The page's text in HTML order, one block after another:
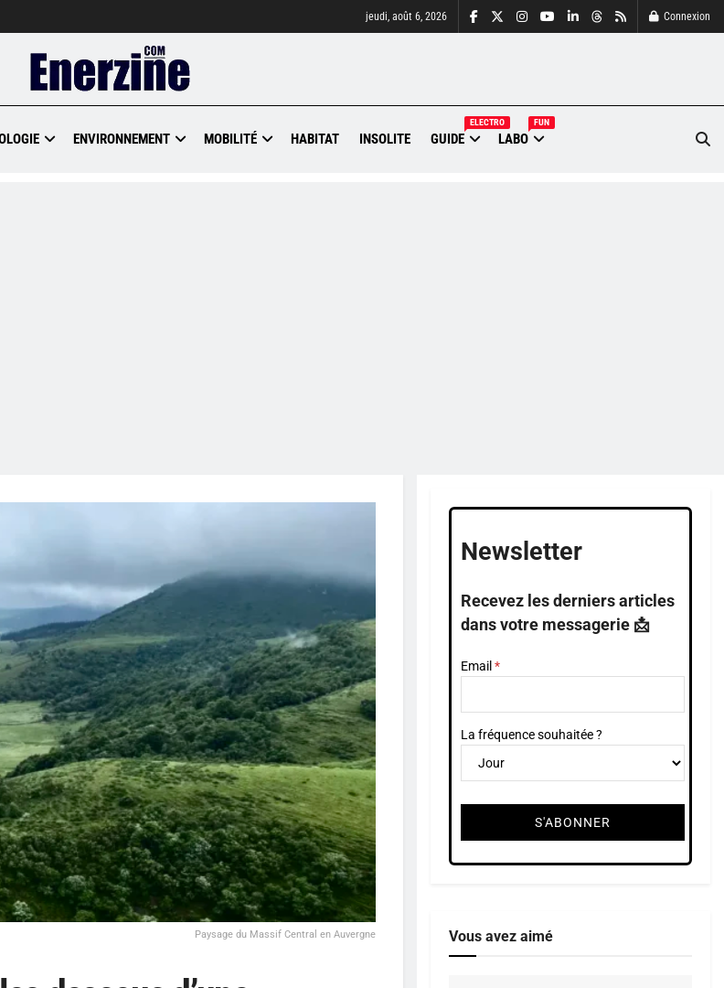
jeudi, août 6, 2026 Connexion
ENVIRONNEMENT MOBILITÉ HABITAT INSOLITE GUIDE
ELECTRO
LABO
FUN
Paysage du Massif Central en Auvergne
Newsletter
Recevez les derniers articles
dans votre messagerie 📩
Email
La fréquence souhaitée ?
Vous avez aimé